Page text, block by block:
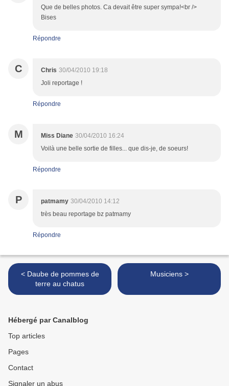
Que de belles photos. Ca devait être super sympa!<br />
Bises
Répondre
C Chris 30/04/2010 19:18
Joli reportage !
Répondre
M Miss Diane 30/04/2010 16:24
Voilà une belle sortie de filles... que dis-je, de soeurs!
Répondre
P patmamy 30/04/2010 14:12
très beau reportage bz patmamy
Répondre
< Daube de pommes de
terre au chatus
Musiciens >
Hébergé par Canalblog
Top articles
Pages
Contact
Signaler un abus